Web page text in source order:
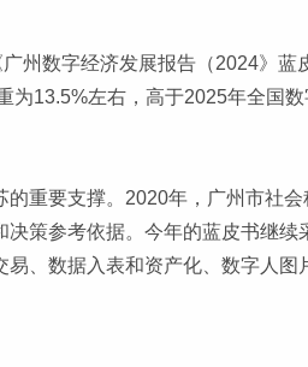
州数字经济发展报告（2024》蓝
13.5%左右，高于2025年全国
重要支撑。2020年，广州市社
策参考依据。今年的蓝皮书继
、数据入表和资产化、数字人图